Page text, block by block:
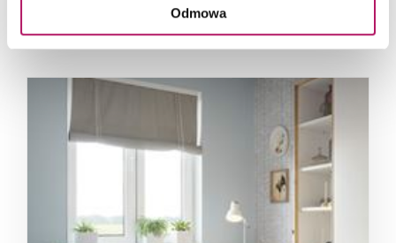
Odmowa
POLECANE ZDJĘCIA WNĘTRZ